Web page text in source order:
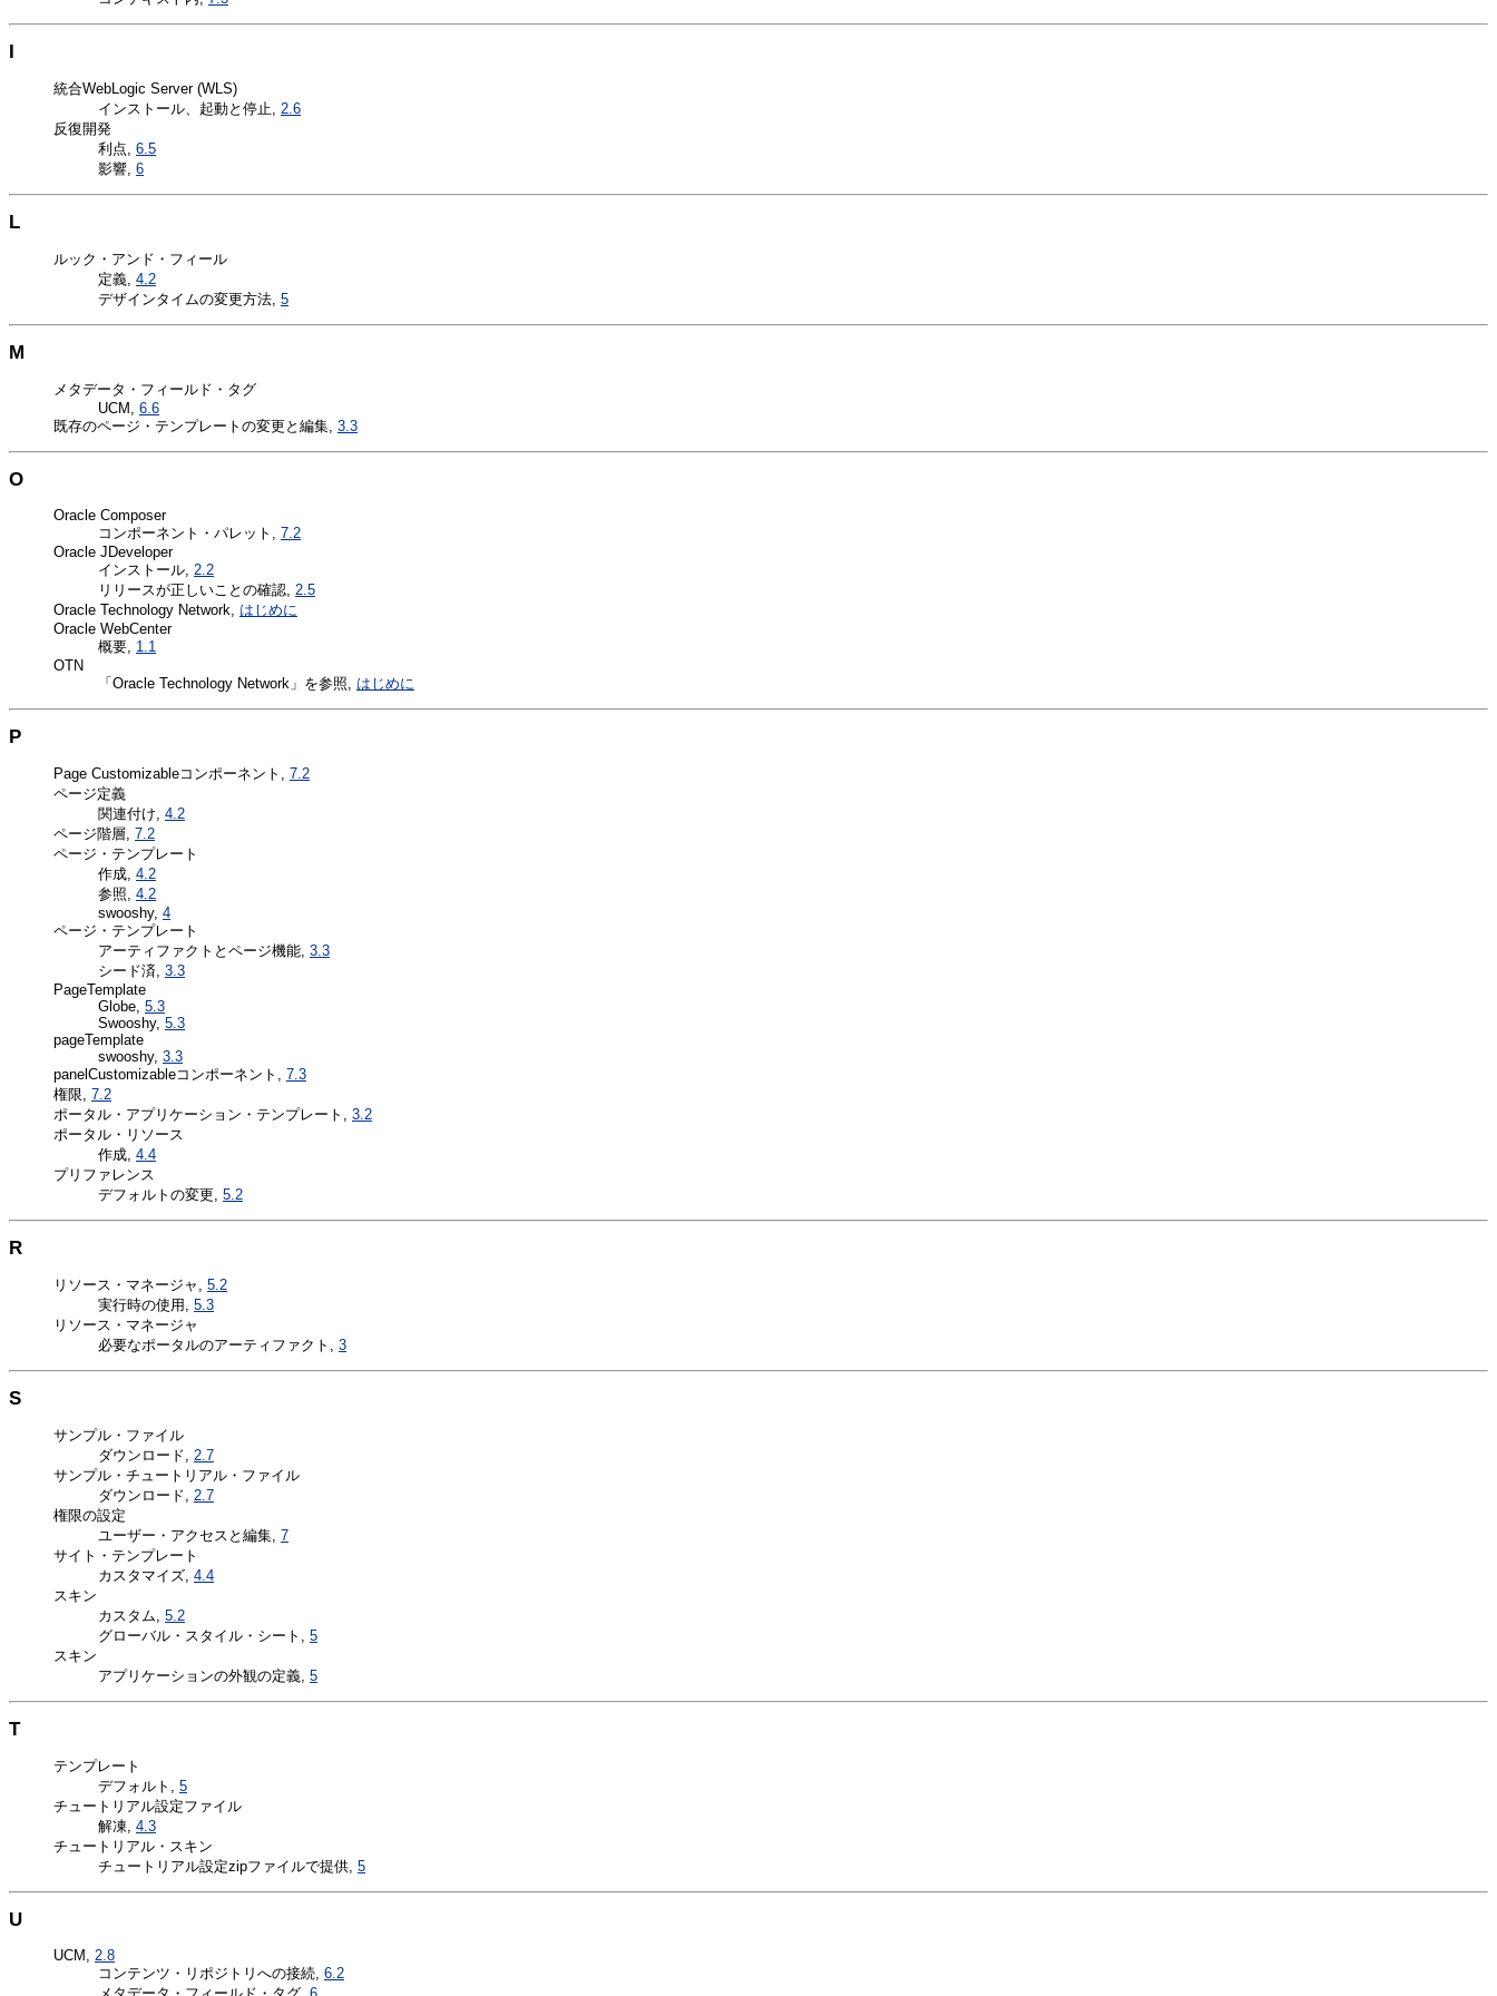
I
統合WebLogic Server (WLS)
インストール、起動と停止, 2.6
反復開発
利点, 6.5
影響, 6
L
ルック・アンド・フィール
定義, 4.2
デザインタイムの変更方法, 5
M
メタデータ・フィールド・タグ
UCM, 6.6
既存のページ・テンプレートの変更と編集, 3.3
O
Oracle Composer
コンポーネント・パレット, 7.2
Oracle JDeveloper
インストール, 2.2
リリースが正しいことの確認, 2.5
Oracle Technology Network, はじめに
Oracle WebCenter
概要, 1.1
OTN
「Oracle Technology Network」を参照, はじめに
P
Page Customizableコンポーネント, 7.2
ページ定義
関連付け, 4.2
ページ階層, 7.2
ページ・テンプレート
作成, 4.2
参照, 4.2
swooshy, 4
ページ・テンプレート
アーティファクトとページ機能, 3.3
シード済, 3.3
PageTemplate
Globe, 5.3
Swooshy, 5.3
pageTemplate
swooshy, 3.3
panelCustomizableコンポーネント, 7.3
権限, 7.2
ポータル・アプリケーション・テンプレート, 3.2
ポータル・リソース
作成, 4.4
プリファレンス
デフォルトの変更, 5.2
R
リソース・マネージャ, 5.2
実行時の使用, 5.3
リソース・マネージャ
必要なポータルのアーティファクト, 3
S
サンプル・ファイル
ダウンロード, 2.7
サンプル・チュートリアル・ファイル
ダウンロード, 2.7
権限の設定
ユーザー・アクセスと編集, 7
サイト・テンプレート
カスタマイズ, 4.4
スキン
カスタム, 5.2
グローバル・スタイル・シート, 5
スキン
アプリケーションの外観の定義, 5
T
テンプレート
デフォルト, 5
チュートリアル設定ファイル
解凍, 4.3
チュートリアル・スキン
チュートリアル設定zipファイルで提供, 5
U
UCM, 2.8
コンテンツ・リポジトリへの接続, 6.2